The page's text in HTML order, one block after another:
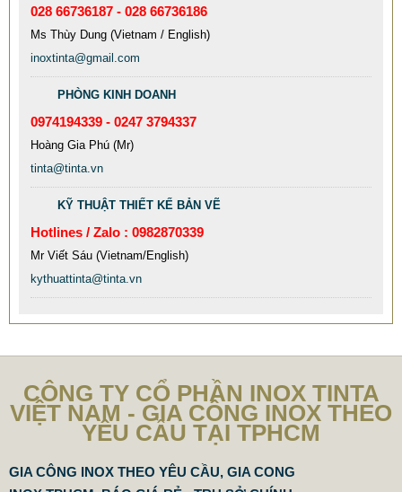
MẪU XE ĐẨY INOX ĐẸP GIÁ RẺ - XE ĐẨY HÀNH LÝ SÂN
BAY TẠI TPHCM THƯƠNG HIỆU TINTA
9.577.900 VNĐ
Mẫu: MAU XE DAY INOX 304 GIA RE
028 66736187 - 028 66736186
Ms Thùy Dung (Vietnam / English)
inoxtinta@gmail.com
PHÒNG KINH DOANH
0974194339 - 0247 3794337
Hoàng Gia Phú (Mr)
tinta@tinta.vn
KỸ THUẬT THIẾT KẾ BẢN VẼ
Hotlines / Zalo : 0982870339
Mr Viết Sáu (Vietnam/English)
kythuattinta@tinta.vn
CÔNG TY CỔ PHẦN INOX TINTA
VIỆT NAM - GIA CÔNG INOX THEO
YÊU CẦU TẠI TPHCM
GIA CÔNG INOX THEO YÊU CẦU, GIA CONG